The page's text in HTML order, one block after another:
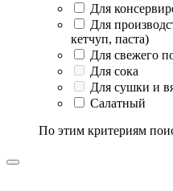
Для
Для
кетчуп, паста)
Для свежего
Для сока
Для сушки и
Салатный
По этим критериям